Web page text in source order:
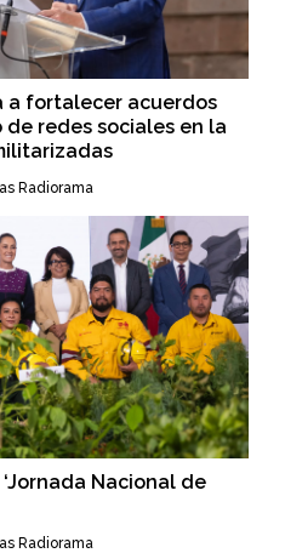
a fortalecer acuerdos
redes sociales en la
Radiorama
Nacional de
Radiorama